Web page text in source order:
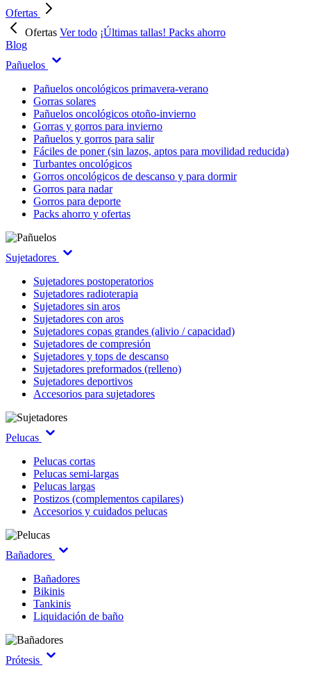
Ofertas
Ofertas Ver todo ¡Últimas tallas! Packs ahorro
Blog
Pañuelos
Pañuelos oncológicos primavera-verano
Gorras solares
Pañuelos oncológicos otoño-invierno
Gorras y gorros para invierno
Pañuelos y gorros para salir
Fáciles de poner (sin lazos, aptos para movilidad reducida)
Turbantes oncológicos
Gorros oncológicos de descanso y para dormir
Gorros para nadar
Gorros para deporte
Packs ahorro y ofertas
Sujetadores
Sujetadores postoperatorios
Sujetadores radioterapia
Sujetadores sin aros
Sujetadores con aros
Sujetadores copas grandes (alivio / capacidad)
Sujetadores de compresión
Sujetadores y tops de descanso
Sujetadores preformados (relleno)
Sujetadores deportivos
Accesorios para sujetadores
Pelucas
Pelucas cortas
Pelucas semi-largas
Pelucas largas
Postizos (complementos capilares)
Accesorios y cuidados pelucas
Bañadores
Bañadores
Bikinis
Tankinis
Liquidación de baño
Prótesis